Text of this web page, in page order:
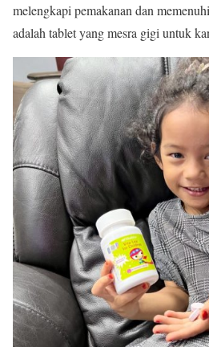
melengkapi pemakanan dan
adalah tablet yang mesra gigi untuk